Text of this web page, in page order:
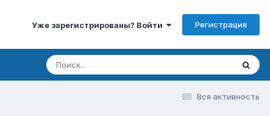
Уже зарегистрированы? Войти Регистрация
Вся активность